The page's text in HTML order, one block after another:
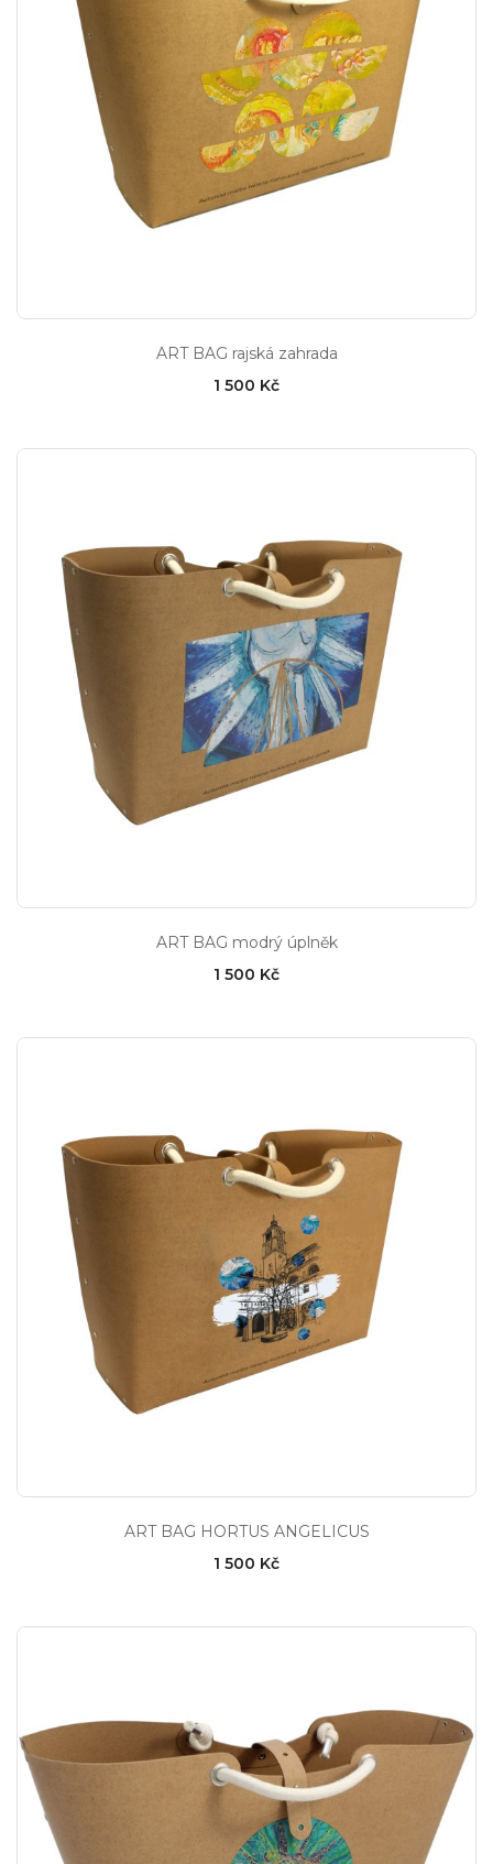
ART BAG rajská zahrada
1 500 Kč
ART BAG modrý úplněk
1 500 Kč
ART BAG HORTUS ANGELICUS
1 500 Kč